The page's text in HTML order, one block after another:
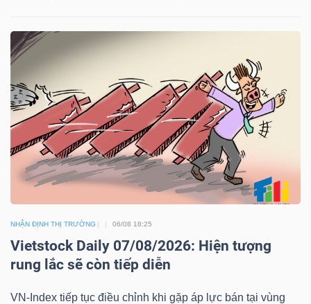
NHẬN ĐỊNH THỊ TRƯỜNG 06/08 18:25
Vietstock Daily 07/08/2026: Hiện tượng
rung lắc sẽ còn tiếp diễn
VN-Index tiếp tục điều chỉnh khi gặp áp lực bán tại vùng
TÀI
CÁ
NHÂN
PHÂN
VĨ